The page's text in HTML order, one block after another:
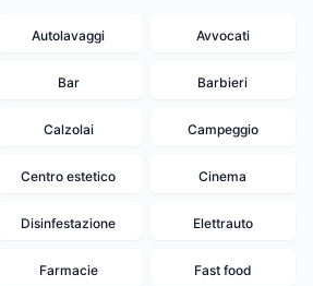
Autolavaggi Avvocati
Bar Barbieri
Calzolai Campeggio
Centro estetico Cinema
Disinfestazione Elettrauto
Farmacie Fast food